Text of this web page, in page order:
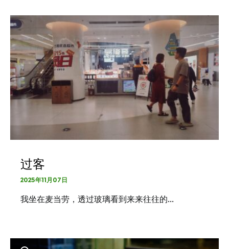
过客
2025年11月07日
我坐在麦当劳，透过玻璃看到来来往往的…